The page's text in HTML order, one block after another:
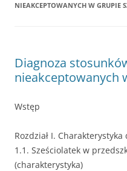
NIEAKCEPTOWANYCH W GRUPIE
Diagnoza
nieakceptowanych
Wstęp
Rozdział I.
1.1. Sześciolatek w
(charakterystyka)